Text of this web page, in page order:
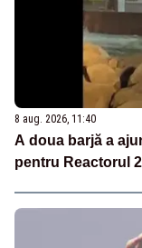
8 aug. 2026, 11:40
A doua barjă a
pentru Reactorul